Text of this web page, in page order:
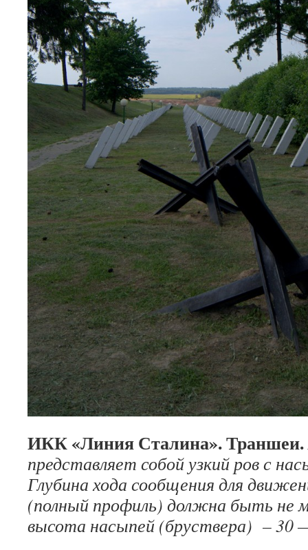
ИКК «Линия Сталина». Траншеи.
представляет собой узкий ров с
Глубина хода сообщения для
(полный профиль) должна быть не
высота насыпей (бруствера) – 30